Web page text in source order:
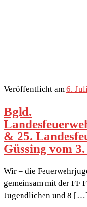
Veröffentlicht am 6.
Bgld.
& 25.
Güssing vom
Wir – die
gemeinsam mit der FF
Jugendlichen und 8 […]